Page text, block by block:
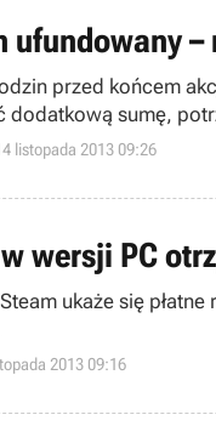
ufundowany
przed końcem
dodatkową sumę,
listopada 2013 09:26
wersji PC
ukaże się
2013 09:16